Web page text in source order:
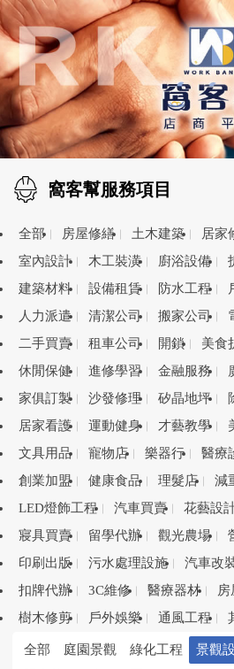
窩客幫服務項目
全部 房屋修繕 土木建築 居家
室內設計
木工裝潢 廚浴設備
建築材料
設備租賃 防水工程
人力派遣
清潔公司 搬家公司
二手買賣
租車公司 開鎖 美食
休閒保健
進修學習 金融服務
家俱訂製
沙發修理 矽晶地坪
居家看護
運動健身 才藝教學
文具用品
寵物店 樂器行 醫療
創業加盟
健康食品 理髮店 減
LED燈飾工程
汽車買賣 花藝設
寢具買賣
留學代辦 觀光農場
印刷出版
污水處理設施 汽車改
扣牌代辦
3C維修 醫療器材
樹木修剪
戶外娛樂 通風工程
全部 庭園景觀 綠化工程 景觀